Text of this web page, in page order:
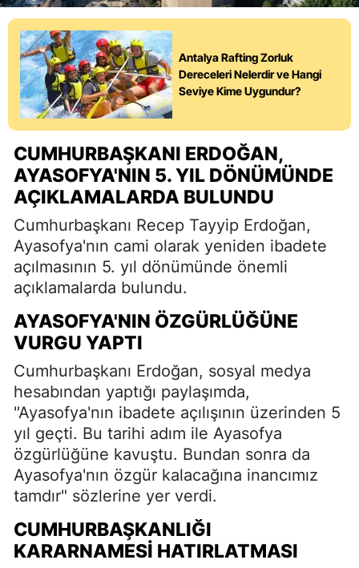
Antalya Rafting Zorluk
Dereceleri Nelerdir ve Hangi
Seviye Kime Uygundur?
CUMHURBAŞKANI ERDOĞAN,
AYASOFYA'NIN 5. YIL DÖNÜMÜNDE
AÇIKLAMALARDA BULUNDU
Cumhurbaşkanı Recep Tayyip Erdoğan,
Ayasofya'nın cami olarak yeniden ibadete
açılmasının 5. yıl dönümünde önemli
açıklamalarda bulundu.
AYASOFYA'NIN ÖZGÜRLÜĞÜNE
VURGU YAPTI
Cumhurbaşkanı Erdoğan, sosyal medya
hesabından yaptığı paylaşımda,
"Ayasofya'nın ibadete açılışının üzerinden 5
yıl geçti. Bu tarihi adım ile Ayasofya
özgürlüğüne kavuştu. Bundan sonra da
Ayasofya'nın özgür kalacağına inancımız
tamdır" sözlerine yer verdi.
CUMHURBAŞKANLIĞI
KARARNAMESI HATIRLATMASI